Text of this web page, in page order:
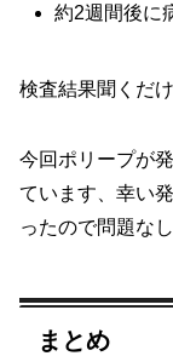
約2週間後に
検査結果聞くだけ
今回ポリープが
ています、幸い
ったので問題な
まとめ